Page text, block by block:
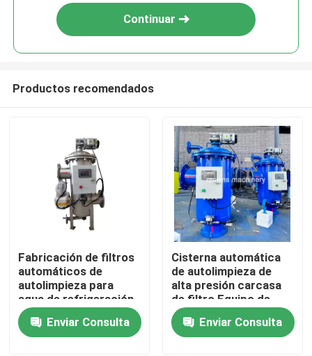
Hogar
Productos
Continuar
Productos recomendados
Fabricación de filtros
automáticos de
autolimpieza para
agua de refrigeración
y líquidos de proceso
Enviar Consulta
Cisterna automática
de autolimpieza de
alta presión carcasa
de filtro Equipo de
filtración industrial
Enviar Consulta